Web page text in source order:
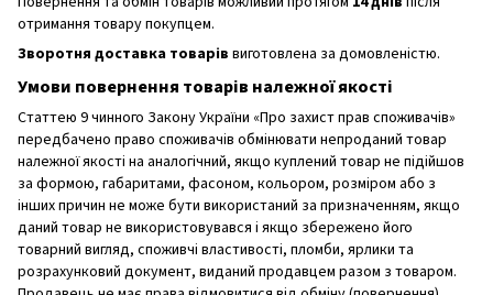
отримання товару покупцем.
Зворотня доставка товарів виготовлена ​​за домовленістю.
Умови повернення товарів належної якості
Статтею 9 чинного Закону України «Про захист прав споживачів»
передбачено право споживачів обмінювати непроданий товар
належної якості на аналогічний, якщо куплений товар не підійшов
за формою, габаритами, фасоном, кольором, розміром або з
інших причин не може бути використаний за призначенням, якщо
даний товар не використовувався і якщо збережено його
товарний вигляд, споживчі властивості, пломби, ярлики та
розрахунковий документ, виданий продавцем разом з товаром.